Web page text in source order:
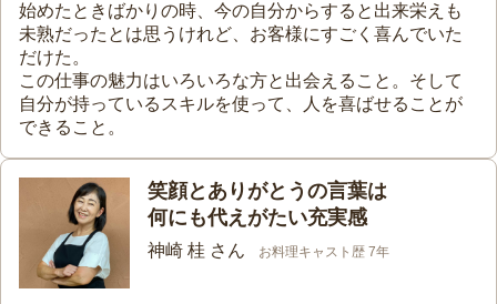
始めたときばかりの時、今の自分からすると出来栄えも
未熟だったとは思うけれど、お客様にすごく喜んでいた
だけた。
この仕事の魅力はいろいろな方と出会えること。そして
自分が持っているスキルを使って、人を喜ばせることが
できること。
笑顔とありがとうの言葉は
何にも代えがたい充実感
神崎 桂 さん お料理キャスト歴 7年